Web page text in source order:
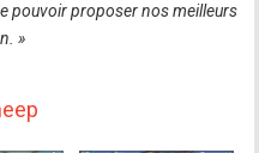
pouvoir proposer nos meilleurs
»